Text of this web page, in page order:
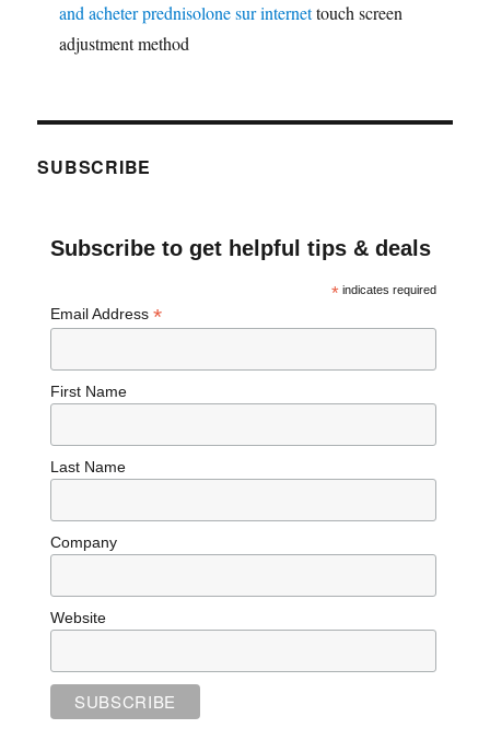
andacheter prednisolone sur internettouch screen
adjustment method
SUBSCRIBE
Subscribe to get helpful tips & deals
*indicates required
Email Address *
First Name
Last Name
Company
Website